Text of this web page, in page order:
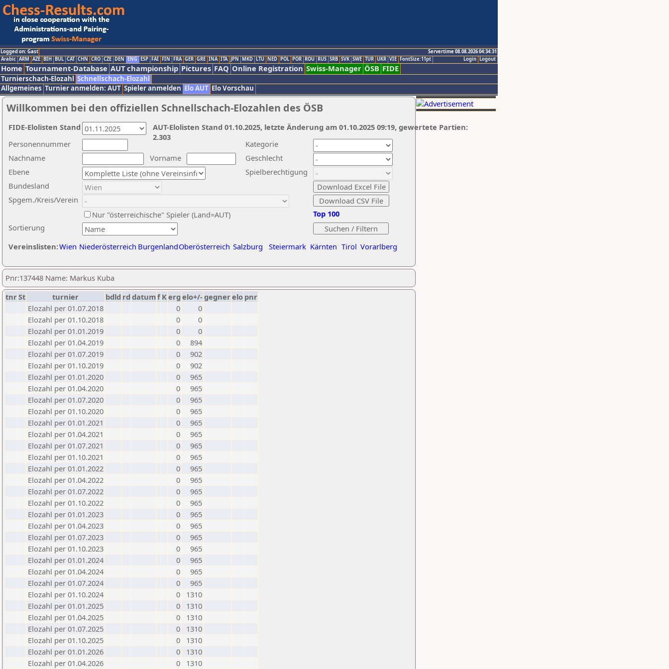
Logged on: Gast
Servertime 08.08.2026 04:34:31
Logout
Login
Arabic ARM AZE BIH BUL CAT CHN CRO CZE DEN ENG ESP FAI FIN FRA GER GRE INA ITA JPN MKD LTU NED POL POR ROU RUS SRB SVK SWE TUR UKR VIE FontSize:11pt
Home Tournament-Database AUT championship Pictures FAQ Online Registration Swiss-Manager ÖSB FIDE
Turnierschach-Elozahl Schnellschach-Elozahl
Allgemeines Turnier anmelden: AUT Spieler anmelden Elo AUT Elo Vorschau
Willkommen bei den offiziellen Schnellschach-Elozahlen des ÖSB
Nachname
Vorname
Ebene
Kategorie
Sortierung
Personennummer
Bundesland
Spgem./Kreis/Verein
Geschlecht
Nur "österreichische" Spieler (Land=AUT)
Spielberechtigung
Vereinslisten:Wien Niederösterreich BurgenlandOberösterreich Salzburg Steiermark Kärnten Tirol Vorarlberg
Top 100
AUT-Elolisten Stand 01.10.2025, letzte Änderung am 01.10.2025 09:19, gewertete Partien:
2.303
FIDE-Elolisten Stand
Pnr:137448 Name: Markus Kuba
tnrSt turnier bdld rd datumf Kerg elo+/-gegnerelo pnr
Elozahl per 01.07.2018
0
0
Elozahl per 01.10.2018
0
0
Elozahl per 01.01.2019
0
0
Elozahl per 01.04.2019
0
894
Elozahl per 01.07.2019
0
902
Elozahl per 01.10.2019
0
902
Elozahl per 01.01.2020
0
965
Elozahl per 01.04.2020
0
965
Elozahl per 01.07.2020
0
965
Elozahl per 01.10.2020
0
965
Elozahl per 01.01.2021
0
965
Elozahl per 01.04.2021
0
965
Elozahl per 01.07.2021
0
965
Elozahl per 01.10.2021
0
965
Elozahl per 01.01.2022
0
965
Elozahl per 01.04.2022
0
965
Elozahl per 01.07.2022
0
965
Elozahl per 01.10.2022
0
965
Elozahl per 01.01.2023
0
965
Elozahl per 01.04.2023
0
965
Elozahl per 01.07.2023
0
965
Elozahl per 01.10.2023
0
965
Elozahl per 01.01.2024
0
965
Elozahl per 01.04.2024
0
965
Elozahl per 01.07.2024
0
965
Elozahl per 01.10.2024
0
1310
Elozahl per 01.01.2025
0
1310
Elozahl per 01.04.2025
0
1310
Elozahl per 01.07.2025
0
1310
Elozahl per 01.10.2025
0
1310
Elozahl per 01.01.2026
0
1310
Elozahl per 01.04.2026
0 1310